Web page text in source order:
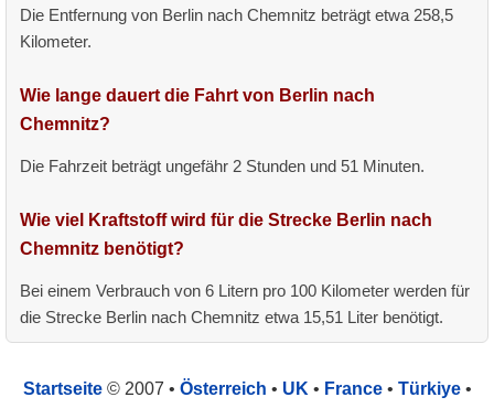
Die Entfernung von Berlin nach Chemnitz beträgt etwa 258,5
Kilometer.
Wie lange dauert die Fahrt von Berlin nach
Chemnitz?
Die Fahrzeit beträgt ungefähr 2 Stunden und 51 Minuten.
Wie viel Kraftstoff wird für die Strecke Berlin nach
Chemnitz benötigt?
Bei einem Verbrauch von 6 Litern pro 100 Kilometer werden für
die Strecke Berlin nach Chemnitz etwa 15,51 Liter benötigt.
Startseite© 2007 • Österreich • UK • France• Türkiye•